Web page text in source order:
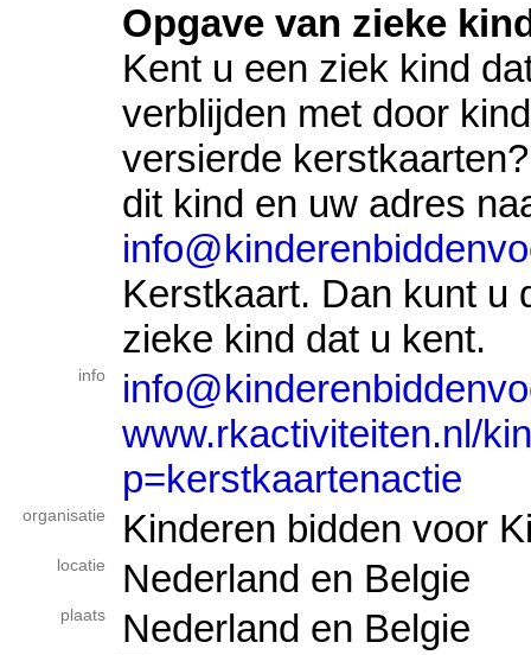
Opgave van zieke
Kent u een ziek kind
verblijden met door
versierde
dit kind en uw adres
Kerstkaart. Dan kunt u
zieke kind dat u kent.
info
www.rkactiviteiten.nl/
p=kerstkaartenactie
organisatie Kinderen bidden voor
locatie Nederland en Belgie
plaats Nederland en Belgie